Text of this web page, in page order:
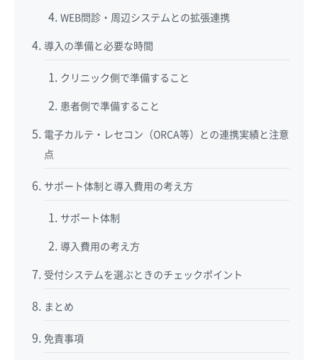
WEB問診・周辺システムとの拡張連携
導入の準備と必要な時間
クリニック側で準備すること
患者側で準備すること
電子カルテ・レセコン（ORCA等）との連携実績と注意
点
サポート体制と導入費用の考え方
サポート体制
導入費用の考え方
受付システムを選ぶときのチェックポイント
まとめ
免責事項